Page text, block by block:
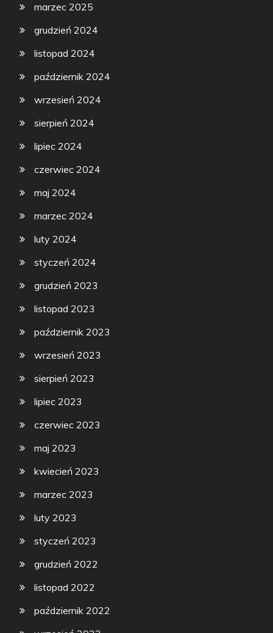
marzec 2025
grudzień 2024
listopad 2024
październik 2024
wrzesień 2024
sierpień 2024
lipiec 2024
czerwiec 2024
maj 2024
marzec 2024
luty 2024
styczeń 2024
grudzień 2023
listopad 2023
październik 2023
wrzesień 2023
sierpień 2023
lipiec 2023
czerwiec 2023
maj 2023
kwiecień 2023
marzec 2023
luty 2023
styczeń 2023
grudzień 2022
listopad 2022
październik 2022